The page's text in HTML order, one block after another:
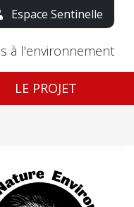
Espace Sentinelle
à l'environnement
LE PROJET